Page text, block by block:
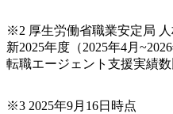
※2 厚生労働省職業安定局
新2025年度（2025年4月
転職エージェント支援実績
※3 2025年9月16日時点